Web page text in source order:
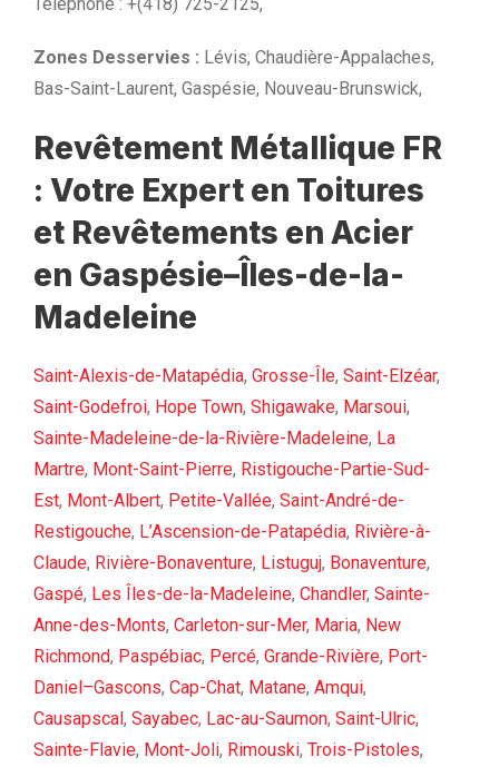
Zones Desservies : Lévis, Chaudière-Appalaches,
Bas-Saint-Laurent, Gaspésie, Nouveau-Brunswick,
Revêtement Métallique FR
: Votre Expert en Toitures
et Revêtements en Acier
en Gaspésie–Îles-de-la-
Madeleine
Saint-Alexis-de-Matapédia, Grosse-Île, Saint-Elzéar,
Saint-Godefroi, Hope Town, Shigawake, Marsoui,
Sainte-Madeleine-de-la-Rivière-Madeleine, La
Martre, Mont-Saint-Pierre, Ristigouche-Partie-Sud-
Est, Mont-Albert, Petite-Vallée, Saint-André-de-
Restigouche, L’Ascension-de-Patapédia, Rivière-à-
Claude, Rivière-Bonaventure, Listuguj, Bonaventure,
Gaspé, Les Îles-de-la-Madeleine, Chandler, Sainte-
Anne-des-Monts, Carleton-sur-Mer, Maria, New
Richmond, Paspébiac, Percé, Grande-Rivière, Port-
Daniel–Gascons, Cap-Chat, Matane, Amqui,
Causapscal , Sayabec, Lac-au-Saumon, Saint-Ulric,
Sainte-Flavie, Mont-Joli, Rimouski, Trois-Pistoles,